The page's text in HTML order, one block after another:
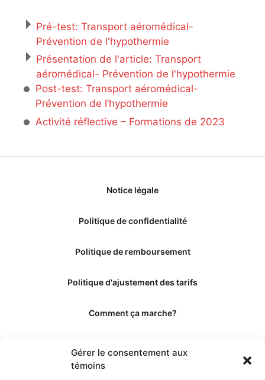
Gérer le consentement aux
témoins
Pré-test: Transport aéromédical-
Prévention de l'hypothermie
Présentation de l'article: Transport
aéromédical- Prévention de l'hypothermie
Post-test: Transport aéromédical-
Prévention de l’hypothermie
Activité réflective – Formations de 2023
Notice légale
Politique de confidentialité
Politique de remboursement
Politique d'ajustement des tarifs
Comment ça marche?